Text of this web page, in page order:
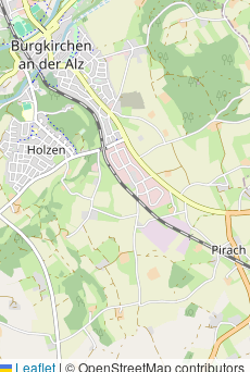
Leaflet | © OpenStreetMap contributors